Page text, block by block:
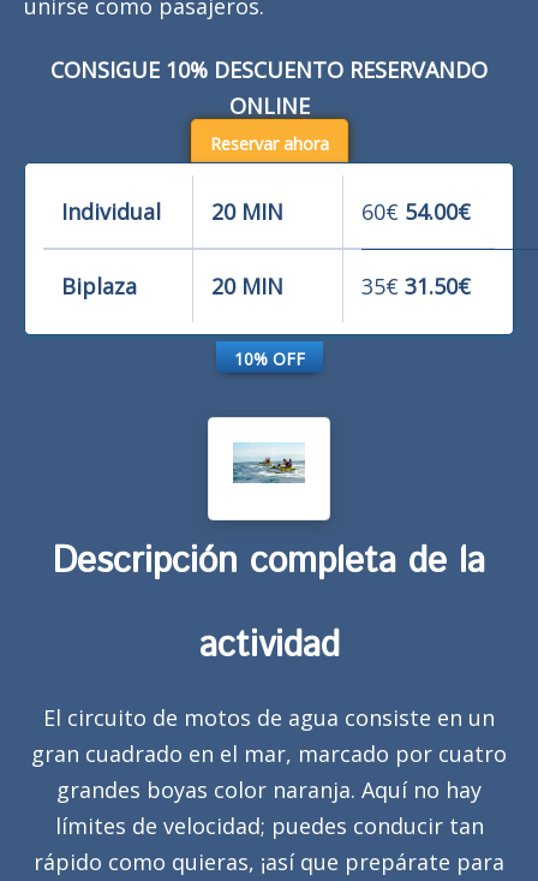
unirse como pasajeros.
CONSIGUE 10% DESCUENTO RESERVANDO
ONLINE
Reservar ahora
Individual 20 MIN 60€ 54.00€
Biplaza 20 MIN 35€ 31.50€
10% OFF
Descripción completa de la
actividad
El circuito de motos de agua consiste en un
gran cuadrado en el mar, marcado por cuatro
grandes boyas color naranja. Aquí no hay
límites de velocidad; puedes conducir tan
rápido como quieras, ¡así que prepárate para